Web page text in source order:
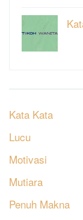
Kata Kata
Lucu
Motivasi
Mutiara
Penuh Makna